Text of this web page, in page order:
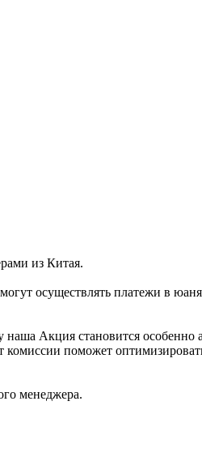
из Китая.
осуществлять платежи в
Акция становится
поможет
менеджера.